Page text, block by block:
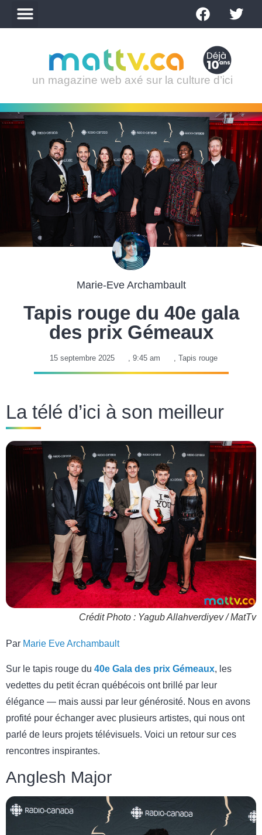
un magazine web axé sur la culture d’ici
Marie-Eve Archambault
Tapis rouge du 40e gala
des prix Gémeaux
15 septembre 2025 , 9:45 am , Tapis rouge
La télé d’ici à son meilleur
Crédit Photo : Yagub Allahverdiyev / MatTv
Par Marie Eve Archambault
Sur le tapis rouge du 40e Gala des prix Gémeaux, les
vedettes du petit écran québécois ont brillé par leur
élégance — mais aussi par leur générosité. Nous en avons
profité pour échanger avec plusieurs artistes, qui nous ont
parlé de leurs projets télévisuels. Voici un retour sur ces
rencontres inspirantes.
Anglesh Major